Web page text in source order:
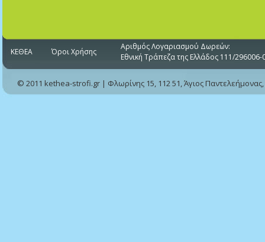
ΚΕΘΕΑ Όροι Χρήσης
Αριθμός Λογαριασμού Δωρεών:
Εθνική Τράπεζα της Ελλάδος 111/296006-
© 2011 kethea-strofi.gr | Φλωρίνης 15, 112 51, Άγιος Παντελεήμονας,